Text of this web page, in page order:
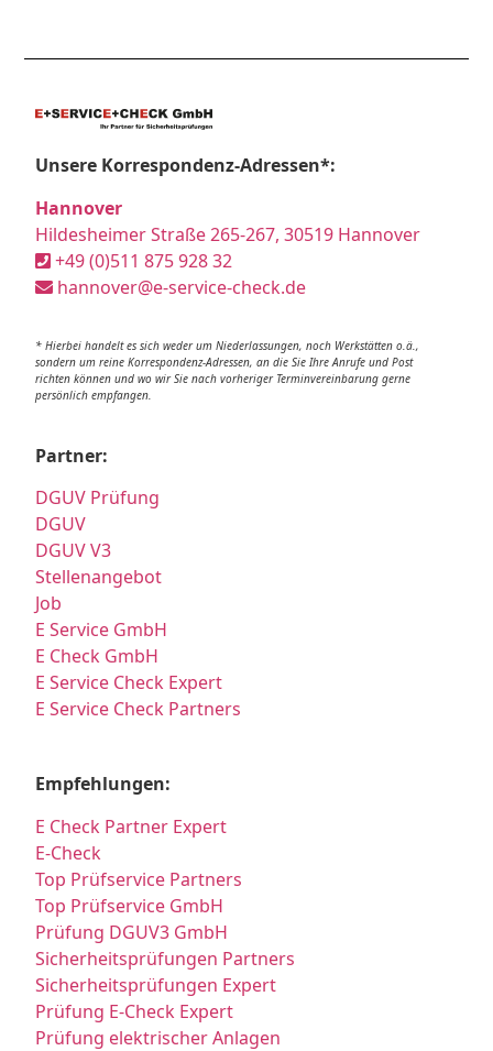
Unsere Korrespondenz-Adressen*:
Hannover
Hildesheimer Straße 265-267, 30519 Hannover
+49 (0)511 875 928 32
hannover@e-service-check.de
* Hierbei handelt es sich weder um Niederlassungen, noch Werkstätten o.ä.,
sondern um reine Korrespondenz-Adressen, an die Sie Ihre Anrufe und Post
richten können und wo wir Sie nach vorheriger Terminvereinbarung gerne
persönlich empfangen.
Partner:
DGUV Prüfung
DGUV
DGUV V3
Stellenangebot
Job
E Service GmbH
E Check GmbH
E Service Check Expert
E Service Check Partners
Empfehlungen:
E Check Partner Expert
E-Check
Top Prüfservice Partners
Top Prüfservice GmbH
Prüfung DGUV3 GmbH
Sicherheitsprüfungen Partners
Sicherheitsprüfungen Expert
Prüfung E-Check Expert
Prüfung elektrischer Anlagen